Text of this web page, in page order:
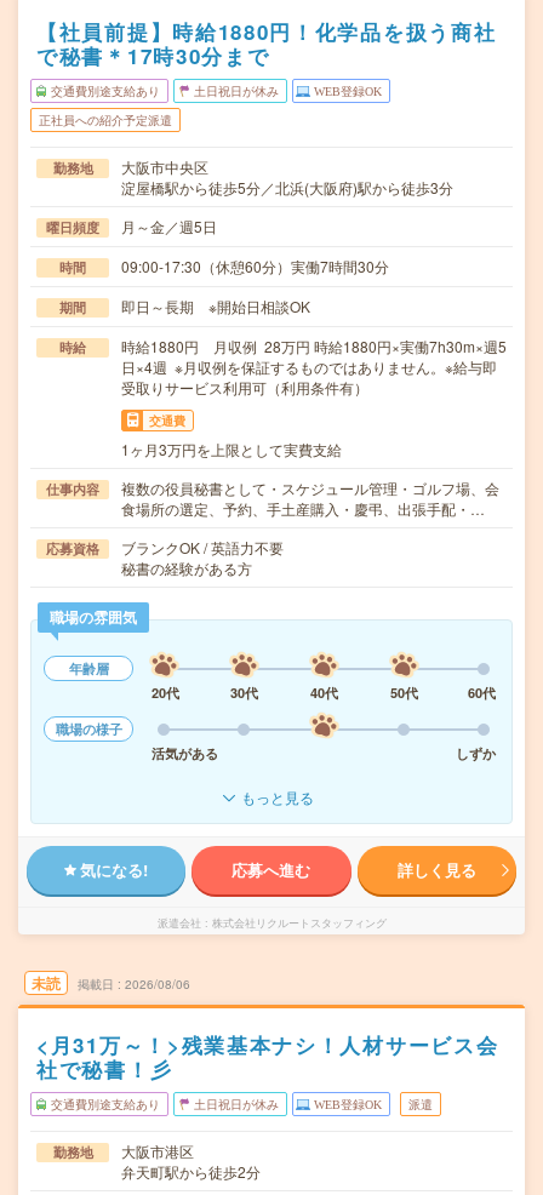
【社員前提】時給1880円！化学品を扱う商社
で秘書＊17時30分まで
交通費別途支給あり 土日祝日が休み WEB登録OK
正社員への紹介予定派遣
勤務地
大阪市中央区
淀屋橋駅から徒歩5分／北浜(大阪府)駅から徒歩3分
曜日頻度 月～金／週5日
時間 09:00-17:30（休憩60分）実働7時間30分
期間 即日～長期 ※開始日相談OK
時給
時給1880円 月収例 28万円 時給1880円×実働7h30m×週5
日×4週 ※月収例を保証するものではありません。※給与即
受取りサービス利用可（利用条件有）
交通費
1ヶ月3万円を上限として実費支給
仕事内容
複数の役員秘書として・スケジュール管理・ゴルフ場、会
食場所の選定、予約、手土産購入・慶弔、出張手配・…
応募資格
ブランクOK / 英語力不要
秘書の経験がある方
職場の雰囲気
年齢層
20代
30代 40代 50代
60代
職場の様子
活気がある
しずか
もっと見る
気になる! 応募へ進む 詳しく見る
派遣会社 株式会社リクルートスタッフィング
未読 掲載日 2026/08/06
<月31万～！>残業基本ナシ！人材サービス会
社で秘書！彡
交通費別途支給あり 土日祝日が休み WEB登録OK 派遣
勤務地
大阪市港区
弁天町駅から徒歩2分